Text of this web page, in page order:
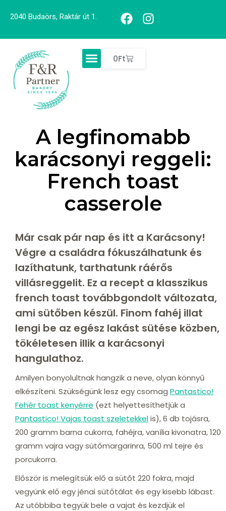
2040 Budaörs, Raktár út 1.
0Ft
A legfinomabb
karácsonyi reggeli:
French toast
casserole
Már csak pár nap és itt a Karácsony!
Végre a családra fókuszálhatunk és
lazíthatunk, tarthatunk ráérős
villásreggelit. Ez a recept a klasszikus
french toast továbbgondolt változata,
ami sütőben készül. Finom fahéj illat
lengi be az egész lakást sütése közben,
tökéletesen illik a karácsonyi
hangulathoz.
Amilyen bonyolultnak hangzik a neve, olyan könnyű
elkészíteni. Szükségünk lesz egy csomag Pantastico!
Fehér toast kenyérre (ezt helyettesíthetjük a
Pantastico! Vajas toast szeletekkelis), 6 db tojásra,
200 gramm barna cukorra, fahéjra, vanília kivonatra, 120
gramm vajra vagy sütőmargarinra, 500 ml tejre és
porcukorra.
Először is melegítsük elő a sütőt 220 fokra, majd
vegyünk elő egy jénai sütőtálat és egy kisebb lábast.
Az utóbbiba tegyük bele a vajat és kezdjük el